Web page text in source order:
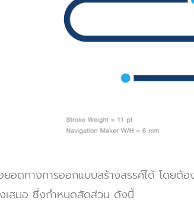
ยอดทางการออกแบบสร้างสรรค์ได้ โดยต้
เสมอ ซึ่งกำหนดสัดส่วน ดังนี้